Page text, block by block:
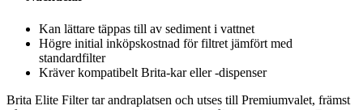
Kan lättare täppas till av sediment i vattnet
Högre initial inköpskostnad för filtret jämfört med
standardfilter
Kräver kompatibelt Brita-kar eller -dispenser
Brita Elite Filter tar andraplatsen och utses till Premiumvalet, främst